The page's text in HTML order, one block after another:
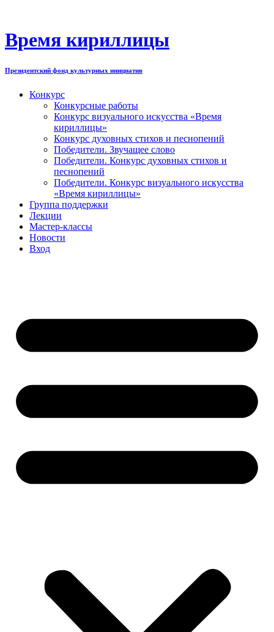
содержимому
Время кириллицы
Президентский фонд культурных инициатив
Конкурс
Конкурсные работы
Конкурс визуального искусства «Время
кириллицы»
Конкурс духовных стихов и песнопений
Победители. Звучащее слово
Победители. Конкурс духовных стихов и
песнопений
Победители. Конкурс визуального искусства
«Время кириллицы»
Группа поддержки
Лекции
Мастер-классы
Новости
Вход